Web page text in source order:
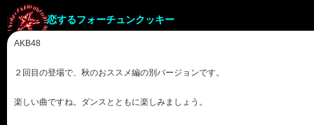
恋するフォーチュンクッキー
AKB48
２回目の登場で、秋のおススメ編の別バージョンです。
楽しい曲ですね。ダンスとともに楽しみましょう。